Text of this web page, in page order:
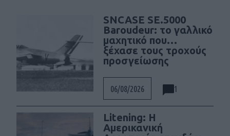
SNCASE SE.5000
Baroudeur: το γαλλικό
μαχητικό που…
ξέχασε τους τροχούς
προσγείωσης
06/08/2026 1
Litening: Η
Αμερικανική